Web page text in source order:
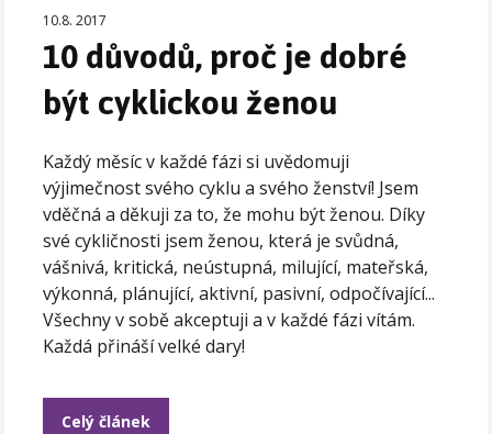
10.8. 2017
10 důvodů, proč je dobré
být cyklickou ženou
Každý měsíc v každé fázi si uvědomuji
výjimečnost svého cyklu a svého ženství! Jsem
vděčná a děkuji za to, že mohu být ženou. Díky
své cykličnosti jsem ženou, která je svůdná,
vášnivá, kritická, neústupná, milující, mateřská,
výkonná, plánující, aktivní, pasivní, odpočívající...
Všechny v sobě akceptuji a v každé fázi vítám.
Každá přináší velké dary!
Celý článek